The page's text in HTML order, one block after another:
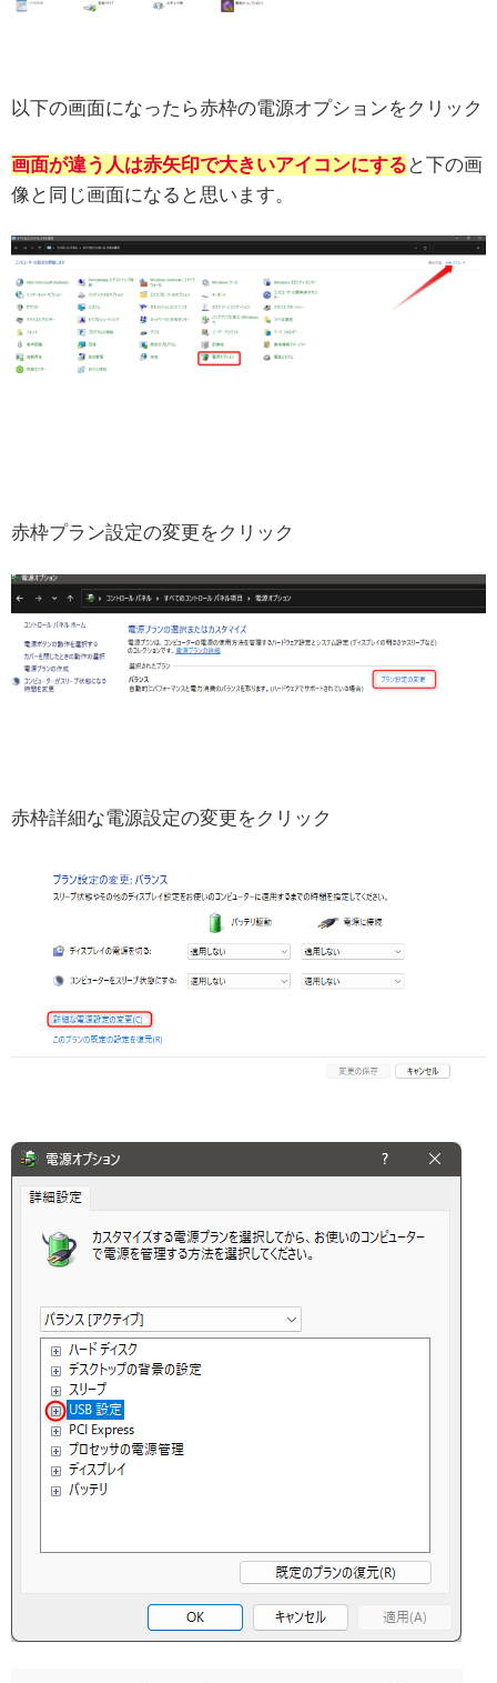
以下の画面になったら赤枠の電源オプションをクリック
画面が違う人は赤矢印で大きいアイコンにする と下の画
像と同じ画面になると思います。
赤枠プラン設定の変更をクリック
赤枠詳細な電源設定の変更をクリック